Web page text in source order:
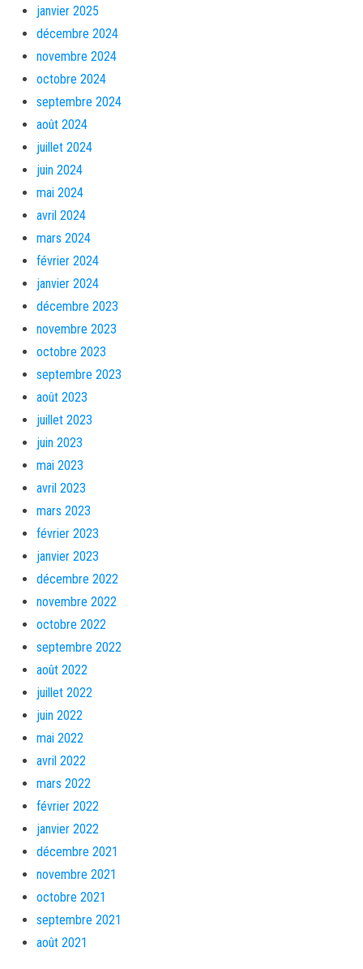
janvier 2025
décembre 2024
novembre 2024
octobre 2024
septembre 2024
août 2024
juillet 2024
juin 2024
mai 2024
avril 2024
mars 2024
février 2024
janvier 2024
décembre 2023
novembre 2023
octobre 2023
septembre 2023
août 2023
juillet 2023
juin 2023
mai 2023
avril 2023
mars 2023
février 2023
janvier 2023
décembre 2022
novembre 2022
octobre 2022
septembre 2022
août 2022
juillet 2022
juin 2022
mai 2022
avril 2022
mars 2022
février 2022
janvier 2022
décembre 2021
novembre 2021
octobre 2021
septembre 2021
août 2021